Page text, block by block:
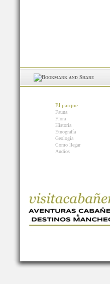
El parque
Fauna
Flora
Historia
Etnografía
Geología
Como llegar
Audios